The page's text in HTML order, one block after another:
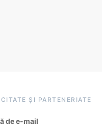
ȘI PARTENERIATE
de e-mail